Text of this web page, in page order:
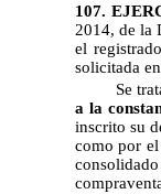
107.
2014, de la
el
solicitada
Se
a la
inscrito su
como por